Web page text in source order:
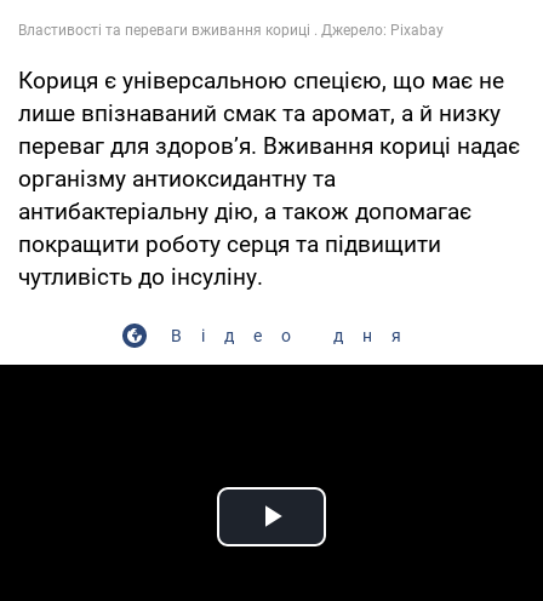
Кориця є універсальною спецією, що має не
лише впізнаваний смак та аромат, а й низку
переваг для здоров’я. Вживання кориці надає
організму антиоксидантну та
антибактеріальну дію, а також допомагає
покращити роботу серця та підвищити
чутливість до інсуліну.
Відео дня
Play Video